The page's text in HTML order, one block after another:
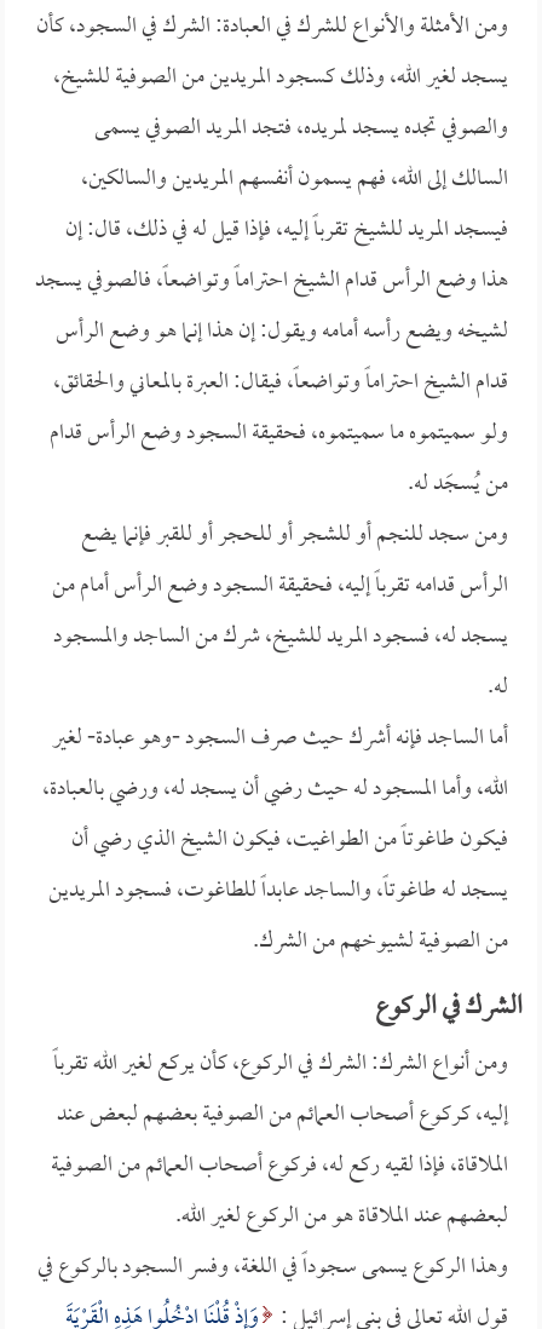
ومن الأمثلة والأنواع للشرك في العبادة: الشرك في السجود، كأن
يسجد لغير الله، وذلك كسجود المريدين من الصوفية للشيخ،
والصوفي تجده يسجد لمريده، فتجد المريد الصوفي يسمى
السالك إلى الله، فهم يسمون أنفسهم المريدين والسالكين،
فيسجد المريد للشيخ تقرباً إليه، فإذا قيل له في ذلك، قال: إن
هذا وضع الرأس قدام الشيخ احتراماً وتواضعاً، فالصوفي يسجد
لشيخه ويضع رأسه أمامه ويقول: إن هذا إنما هو وضع الرأس
قدام الشيخ احتراماً وتواضعاً، فيقال: العبرة بالمعاني والحقائق،
ولو سميتموه ما سميتموه، فحقيقة السجود وضع الرأس قدام
من يُسجَد له.
ومن سجد للنجم أو للشجر أو للحجر أو للقبر فإنما يضع
الرأس قدامه تقرباً إليه، فحقيقة السجود وضع الرأس أمام من
يسجد له، فسجود المريد للشيخ، شرك من الساجد والمسجود
له.
أما الساجد فإنه أشرك حيث صرف السجود -وهو عبادة- لغير
الله، وأما المسجود له حيث رضي أن يسجد له، ورضي بالعبادة،
فيكون طاغوتاً من الطواغيت، فيكون الشيخ الذي رضي أن
يسجد له طاغوتاً، والساجد عابداً للطاغوت، فسجود المريدين
من الصوفية لشيوخهم من الشرك.
الشرك في الركوع
ومن أنواع الشرك: الشرك في الركوع، كأن يركع لغير الله تقرباً
إليه، كركوع أصحاب العمائم من الصوفية بعضهم لبعض عند
الملاقاة، فإذا لقيه ركع له، فركوع أصحاب العمائم من الصوفية
لبعضهم عند الملاقاة هو من الركوع لغير الله.
وهذا الركوع يسمى سجوداً في اللغة، وفسر السجود بالركوع في
قول الله تعالى في بني إسرائيل : وَإِذْ قُلْنَا ادْخُلُوا هَذِهِ الْقَرْيَةَ